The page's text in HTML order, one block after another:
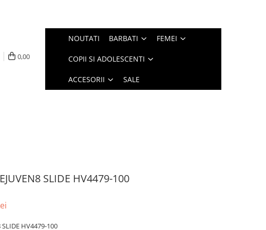
0,00
NOUTATI BARBATI FEMEI
COPII SI ADOLESCENTI
ACCESORII SALE
SLIDE HV4479-100
SLIDE HV4479-100